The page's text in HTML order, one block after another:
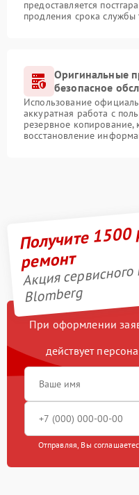
предоставляется
продления срока службы
Оригинальные
безопасное
Использование
аккуратная работа с
резервное
восстановление
Получите
ремонт
Акция
Blomberg
При оформлении
действует
Отправляя, Вы